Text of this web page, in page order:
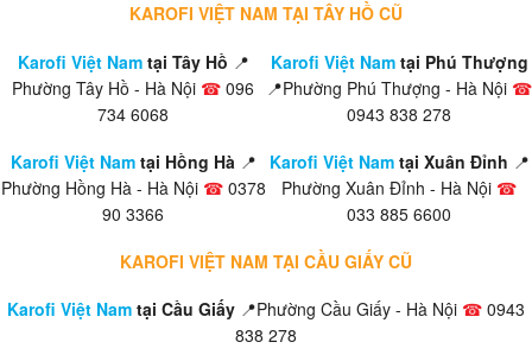
KAROFI VIỆT NAM TẠI TÂY HỒ CŨ
Karofi Việt Namtại Tây Hồ 📍
Phường Tây Hồ - Hà Nội ☎ 096
734 6068
Karofi Việt Namtại Phú Thượng
📍Phường Phú Thượng - Hà Nội ☎
0943 838 278
Karofi Việt Namtại Hồng Hà 📍
Phường Hồng Hà - Hà Nội ☎0378
90 3366
Karofi Việt Namtại Xuân Đỉnh 📍
Phường Xuân Đỉnh - Hà Nội ☎
033 885 6600
KAROFI VIỆT NAM TẠI CẦU GIẤY CŨ
Karofi Việt Nam tại Cầu Giấy 📍Phường Cầu Giấy - Hà Nội ☎ 0943
838 278